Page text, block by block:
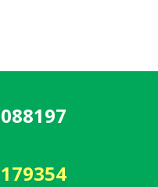
179354